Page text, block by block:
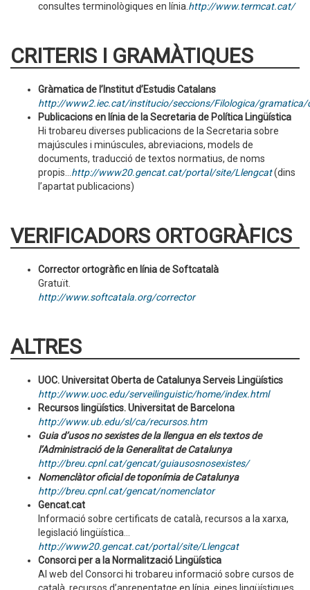
consultes terminològiques en línia. http://www.termcat.cat/
CRITERIS I GRAMÀTIQUES
Gràmatica de l’Institut d’Estudis Catalans
http://www2.iec.cat/institucio/seccions/Filologica/gramatica/
Publicacions en línia de la Secretaria de Política Lingüística
Hi trobareu diverses publicacions de la Secretaria sobre
majúscules i minúscules, abreviacions, models de
documents, traducció de textos normatius, de noms
propis… http://www20.gencat.cat/portal/site/Llengcat(dins
l’apartat publicacions)
VERIFICADORS ORTOGRÀFICS
Corrector ortogràfic en línia de Softcatalà
Gratuït.
http://www.softcatala.org/corrector
ALTRES
UOC. Universitat Oberta de Catalunya Serveis Lingüístics
http://www.uoc.edu/serveilinguistic/home/index.html
Recursos lingüístics. Universitat de Barcelona
http://www.ub.edu/sl/ca/recursos.htm
Guia d’usos no sexistes de la llengua en els textos de
l’Administració de la Generalitat de Catalunya
http://breu.cpnl.cat/gencat/guiausosnosexistes/
Nomenclàtor oficial de toponímia de Catalunya
http://breu.cpnl.cat/gencat/nomenclator
Gencat.cat
Informació sobre certificats de català, recursos a la xarxa,
legislació lingüística...
http://www20.gencat.cat/portal/site/Llengcat
Consorci per a la Normalització Lingüística
Al web del Consorci hi trobareu informació sobre cursos de